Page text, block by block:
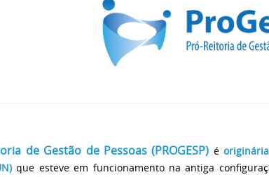
de Gestão de Pessoas (PROGESP) é
que esteve em funcionamento na antiga